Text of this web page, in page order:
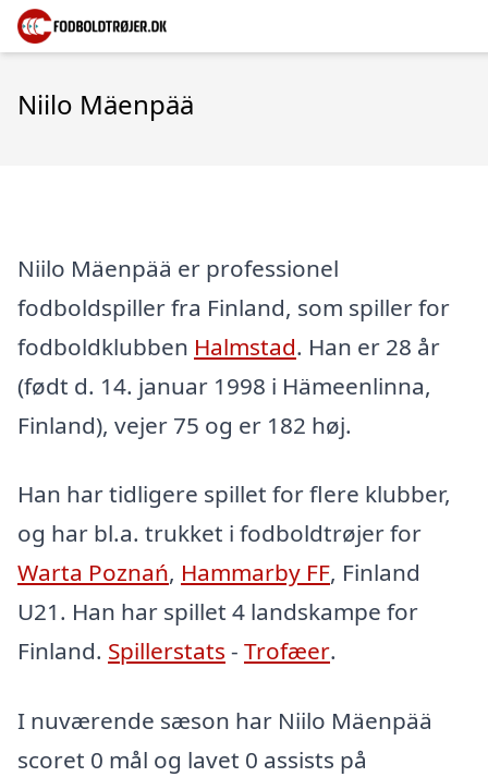
Niilo Mäenpää
Niilo Mäenpää er professionel
fodboldspiller fra Finland, som spiller for
fodboldklubben Halmstad. Han er 28 år
(født d. 14. januar 1998 i Hämeenlinna,
Finland), vejer 75 og er 182 høj.
Han har tidligere spillet for flere klubber,
og har bl.a. trukket i fodboldtrøjer for
Warta Poznań, Hammarby FF, Finland
U21. Han har spillet 4 landskampe for
Finland. Spillerstats - Trofæer.
I nuværende sæson har Niilo Mäenpää
scoret 0 mål og lavet 0 assists på